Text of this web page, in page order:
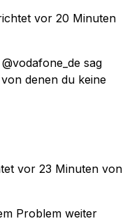
vor 20 Minuten
sag
denen du keine
vor 23 Minuten von
Problem weiter